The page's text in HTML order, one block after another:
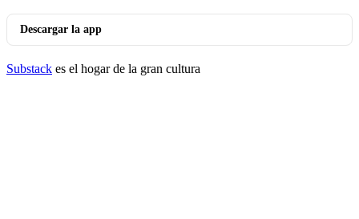
Descargar la app
Substack es el hogar de la gran cultura